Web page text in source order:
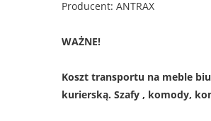
Producent: ANTRAX
WAŻNE!
Koszt transportu na meble
kurierską. Szafy , komody,